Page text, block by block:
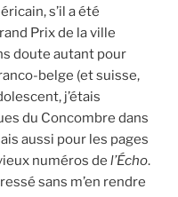
s’il a été
Prix de la ville
doute autant pour
belge (et suisse,
j’étais
du Concombre dans
aussi pour les pages
numéros de l’Écho.
sans m’en rendre